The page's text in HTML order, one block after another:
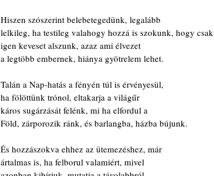
Hiszen szószerint belebetegedünk, legalább
lelkileg, ha testileg valahogy hozzá is szokunk, hogy csak
igen keveset alszunk, azaz ami élvezet
a legtöbb embernek, hiánya gyötrelem lehet.
Talán a Nap-hatás a fényén túl is érvényesül,
ha fölöttünk trónol, eltakarja a világűr
káros sugárzását felénk, mi ha elfordul a
Föld, zárporozik ránk, és barlangba, házba bújunk.
És hozzászokva ehhez az ütemezéshez, már
ártalmas is, ha felborul valamiért, mivel